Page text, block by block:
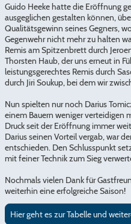
Guido Heeke hatte die Eröffnung
ausgeglichen gestalten können,
Qualitätsgewinn seines Gegners,
Gegenwehr nicht mehr zu halten
Remis am Spitzenbrett durch
Thorsten Haub, der uns erneut in
leistungsgerechtes Remis durch
durch Jiri Soukup, bei dem wir
Nun spielten nur noch Darius
einem Bauern weniger verteidigen
Druck seit der Eröffnung immer
Darius seinen Vorteil vergab, war
entschieden. Den Schlusspunkt
mit feiner Technik zum Sieg
Nochmals vielen Dank für
weiterhin eine erfolgreiche Saison!
Hier geht es zur Tabelle und